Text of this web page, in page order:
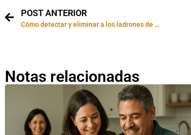
POST ANTERIOR
Cómo detectar y eliminar a los ladrones de Wi-Fi de su red
Notas relacionadas